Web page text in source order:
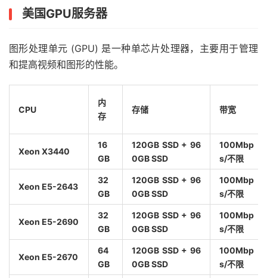
美国GPU服务器
图形处理单元 (GPU) 是一种单芯片处理器，主要用于管理
和提高视频和图形的性能。
CPU
内
存
存储 带宽
Xeon X3440
16
GB
120GB SSD + 96
0GB SSD
100Mbp
s/不限
Xeon E5-2643
32
GB
120GB SSD + 96
0GB SSD
100Mbp
s/不限
Xeon E5-2690
32
GB
120GB SSD + 96
0GB SSD
100Mbp
s/不限
Xeon E5-2670
64
GB
120GB SSD + 96
0GB SSD
100Mbp
s/不限